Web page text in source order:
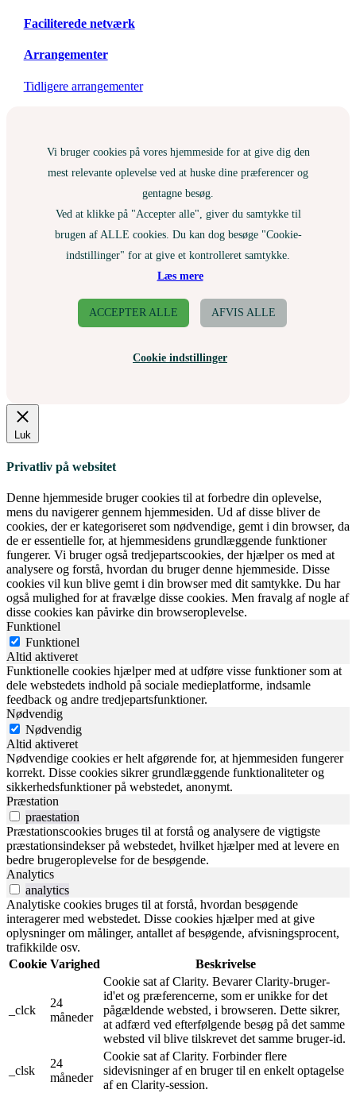
Faciliterede netværk
Arrangementer
Tidligere arrangementer
Vi bruger cookies på vores hjemmeside for at give dig den
mest relevante oplevelse ved at huske dine præferencer og
gentagne besøg.
Ved at klikke på "Accepter alle", giver du samtykke til
brugen af ALLE cookies. Du kan dog besøge "Cookie-
indstillinger" for at give et kontrolleret samtykke.
Læs mere
ACCEPTER ALLE AFVIS ALLE
Cookie indstillinger
Luk
Privatliv på websitet
Denne hjemmeside bruger cookies til at forbedre din oplevelse,
mens du navigerer gennem hjemmesiden. Ud af disse bliver de
cookies, der er kategoriseret som nødvendige, gemt i din browser, da
de er essentielle for, at hjemmesidens grundlæggende funktioner
fungerer. Vi bruger også tredjepartscookies, der hjælper os med at
analysere og forstå, hvordan du bruger denne hjemmeside. Disse
cookies vil kun blive gemt i din browser med dit samtykke. Du har
også mulighed for at fravælge disse cookies. Men fravalg af nogle af
disse cookies kan påvirke din browseroplevelse.
Funktionel
Funktionel
Altid aktiveret
Funktionelle cookies hjælper med at udføre visse funktioner som at
dele webstedets indhold på sociale medieplatforme, indsamle
feedback og andre tredjepartsfunktioner.
Nødvendig
Nødvendig
Altid aktiveret
Nødvendige cookies er helt afgørende for, at hjemmesiden fungerer
korrekt. Disse cookies sikrer grundlæggende funktionaliteter og
sikkerhedsfunktioner på webstedet, anonymt.
Præstation
praestation
Præstationscookies bruges til at forstå og analysere de vigtigste
præstationsindekser på webstedet, hvilket hjælper med at levere en
bedre brugeroplevelse for de besøgende.
Analytics
analytics
Analytiske cookies bruges til at forstå, hvordan besøgende
interagerer med webstedet. Disse cookies hjælper med at give
oplysninger om målinger, antallet af besøgende, afvisningsprocent,
trafikkilde osv.
Cookie Varighed Beskrivelse
_clck
24
måneder
Cookie sat af Clarity. Bevarer Clarity-bruger-
id'et og præferencerne, som er unikke for det
pågældende websted, i browseren. Dette sikrer,
at adfærd ved efterfølgende besøg på det samme
websted vil blive tilskrevet det samme bruger-id.
_clsk
24
måneder
Cookie sat af Clarity. Forbinder flere
sidevisninger af en bruger til en enkelt optagelse
af en Clarity-session.